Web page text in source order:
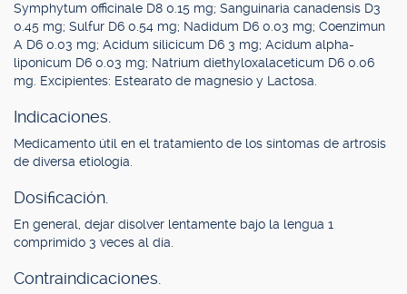
Symphytum officinale D8 0.15 mg; Sanguinaria canadensis D3
0.45 mg; Sulfur D6 0.54 mg; Nadidum D6 0.03 mg; Coenzimun
A D6 0.03 mg; Acidum silicicum D6 3 mg; Acidum alpha-
liponicum D6 0.03 mg; Natrium diethyloxalaceticum D6 0.06
mg. Excipientes: Estearato de magnesio y Lactosa.
Indicaciones.
Medicamento útil en el tratamiento de los síntomas de artrosis
de diversa etiología.
Dosificación.
En general, dejar disolver lentamente bajo la lengua 1
comprimido 3 veces al día.
Contraindicaciones.